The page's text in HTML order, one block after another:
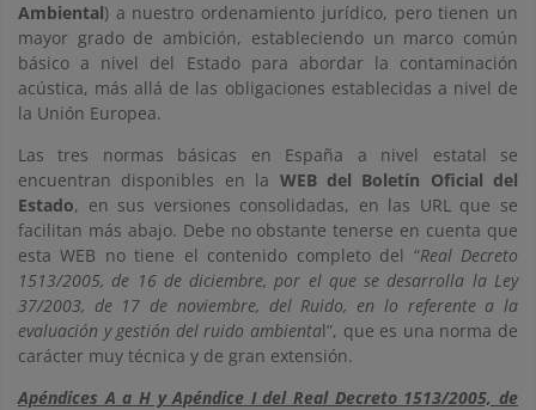
Ambiental) a nuestro ordenamiento jurídico, pero tienen un
mayor grado de ambición, estableciendo un marco común
básico a nivel del Estado para abordar la contaminación
acústica, más allá de las obligaciones establecidas a nivel de
la Unión Europea.
Las tres normas básicas en España a nivel estatal se
encuentran disponibles en la WEB del Boletín Oficial del
Estado, en sus versiones consolidadas, en las URL que se
facilitan más abajo. Debe no obstante tenerse en cuenta que
esta WEB no tiene el contenido completo del “Real Decreto
1513/2005, de 16 de diciembre, por el que se desarrolla la Ley
37/2003, de 17 de noviembre, del Ruido, en lo referente a la
evaluación y gestión del ruido ambiental”, que es una norma de
carácter muy técnica y de gran extensión.
Apéndices A a H y Apéndice I del Real Decreto 1513/2005, de